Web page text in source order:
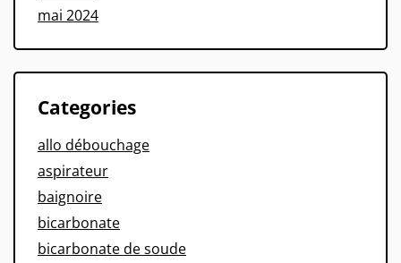
mai 2024
Categories
allo débouchage
aspirateur
baignoire
bicarbonate
bicarbonate de soude